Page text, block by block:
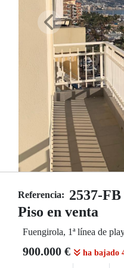
Referencia: 2537-FB
Piso en venta
Fuengirola, 1ª línea de
900.000 € ha bajado